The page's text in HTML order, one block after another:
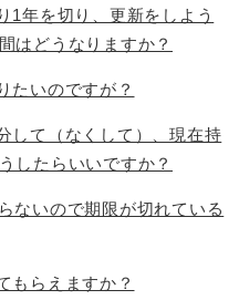
1年を切り、更新をしよう
はどうなりますか？
たいのですが？
して（なくして）、現在持
したらいいですか？
ないので期限が切れている
もらえますか？